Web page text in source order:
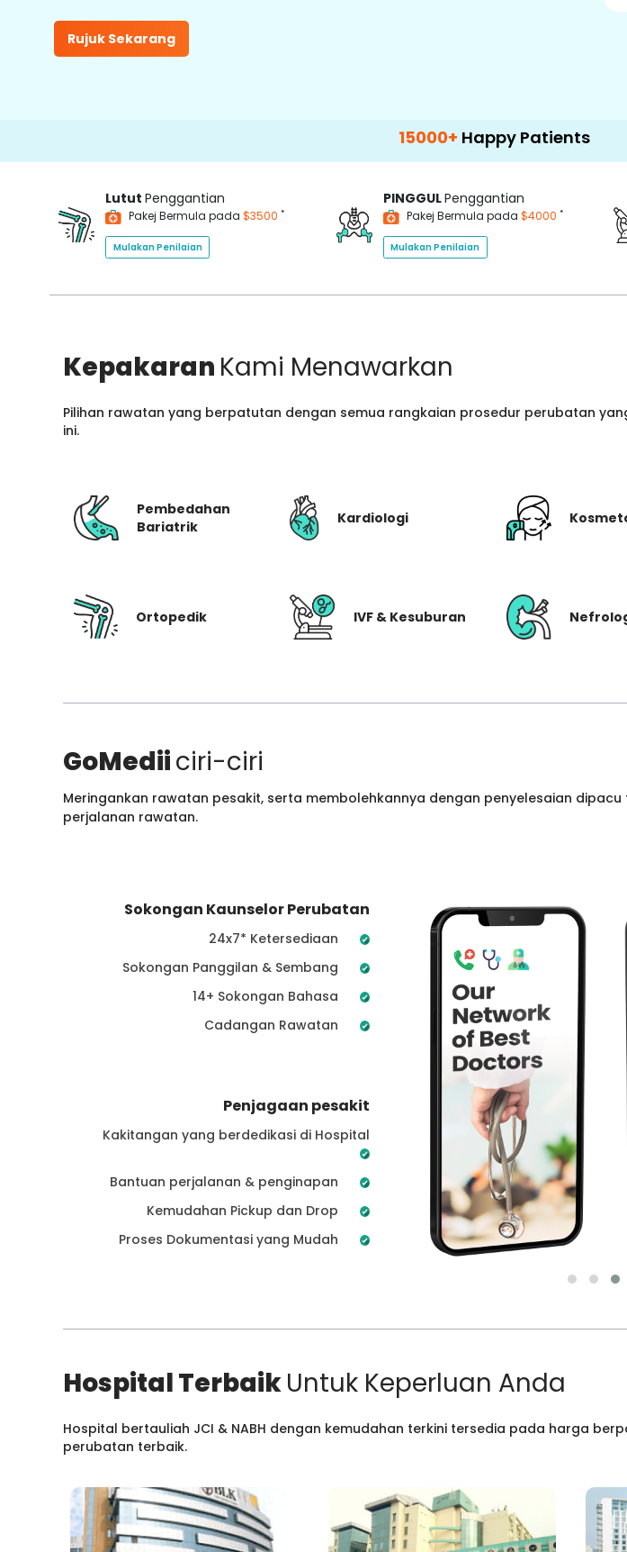
Rujuk Sekarang
15000+Happy Patients
Lutut Penggantian
Pakej Bermula pada $3500 *
Mulakan Penilaian
PINGGULPenggantian
Pakej Bermula pada $4000 *
Mulakan Penilaian
Kepakaran Kami Menawarkan
Pilihan rawatan yang berpatutan dengan semua rangkaian prosedur perubatan
ini.
Pembedahan
Bariatrik
Kardiologi
Ortopedik IVF & Kesuburan
GoMediiciri-ciri
Meringankan rawatan pesakit, serta membolehkannya dengan penyelesaian
perjalanan rawatan.
Sokongan Kaunselor Perubatan
24x7* Ketersediaan
Sokongan Panggilan & Sembang
14+ Sokongan Bahasa
Cadangan Rawatan
Penjagaan pesakit
Kakitangan yang berdedikasi di Hospital
Bantuan perjalanan & penginapan
Kemudahan Pickup dan Drop
Proses Dokumentasi yang Mudah
Hospital TerbaikUntuk Keperluan Anda
Hospital bertauliah JCI & NABH dengan kemudahan terkini tersedia pada harga
perubatan terbaik.